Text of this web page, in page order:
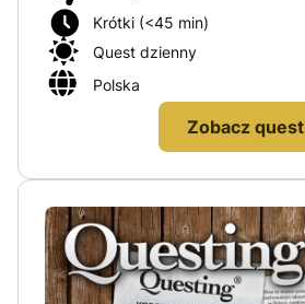
Krótki (<45 min)
Quest dzienny
Polska
Zobacz quest